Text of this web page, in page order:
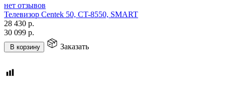
нет отзывов
Телевизор Centek 50, CT-8550, SMART
28 430 р.
30 099 р.
В корзину Заказать